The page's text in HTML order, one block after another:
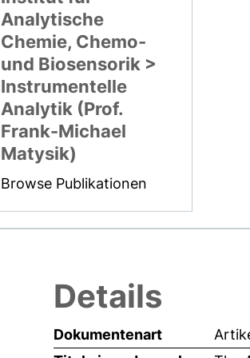
Analytische
Chemie, Chemo-
und Biosensorik >
Instrumentelle
Analytik (Prof.
Frank-Michael
Matysik)
Browse Publikationen
Details
Dokumentenart